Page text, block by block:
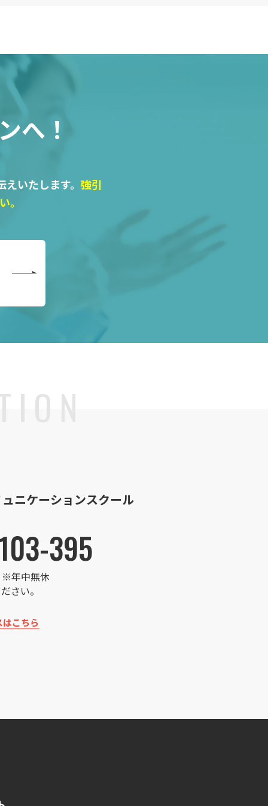
へ！
いたします。 強引
。
ニケーションスクール
395
※年中無休
さい。
こちら